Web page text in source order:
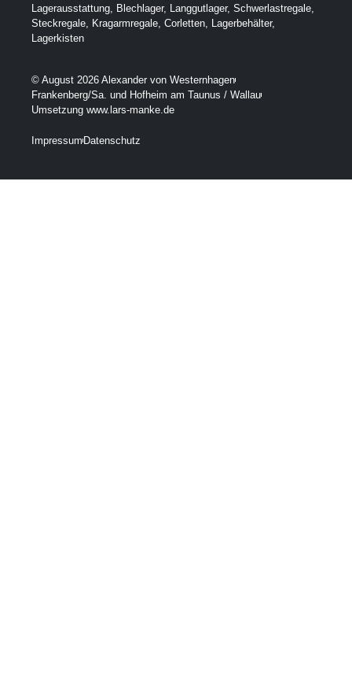
Lagerausstattung Blechlager, Langgutlager, Schwerlastregale
Steckregale Kragarmregale Corletten Lagerbehälter,
Lagerkisten
© August 2026 Alexander von Westernhagen
Frankenberg/Sa. und Hofheim am Taunus / Wallau
Umsetzung www.lars-manke.de
Impressum Datenschutz